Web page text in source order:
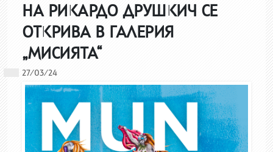
НА РИКАРДО ДРУШКИЧ СЕ
ОТКРИВА В ГАЛЕРИЯ
„МИСИЯТА“
27/03/24